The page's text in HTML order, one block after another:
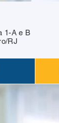
1-A e B
RJ